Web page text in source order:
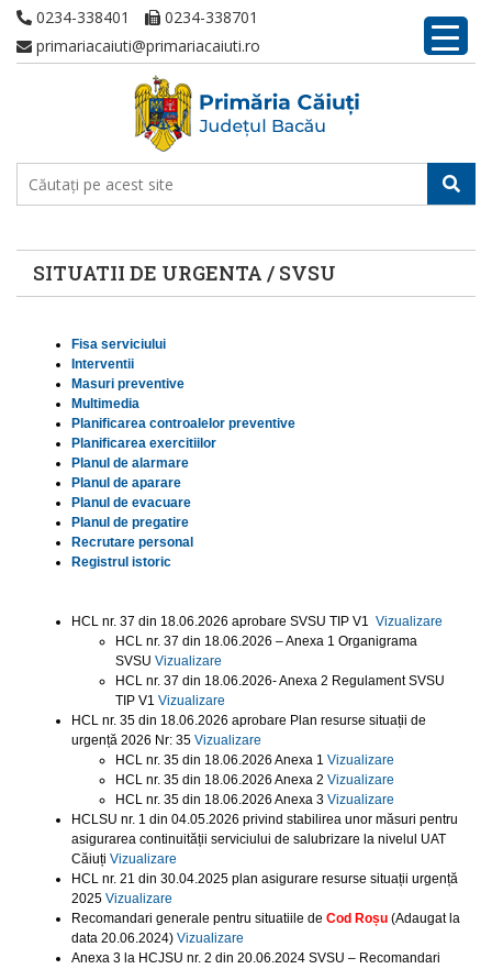
0234-338401
0234-338701
primariacaiuti@primariacaiuti.ro
SITUATII DE URGENTA / SVSU
Fisa serviciului
Interventii
Masuri preventive
Multimedia
Planificarea controalelor preventive
Planificarea exercitiilor
Planul de alarmare
Planul de aparare
Planul de evacuare
Planul de pregatire
Recrutare personal
Registrul istoric
HCL nr. 37 din 18.06.2026 aprobare SVSU TIP V1 Vizualizare
HCL nr. 37 din 18.06.2026 – Anexa 1 Organigrama
SVSU Vizualizare
HCL nr. 37 din 18.06.2026- Anexa 2 Regulament SVSU
TIP V1 Vizualizare
HCL nr. 35 din 18.06.2026 aprobare Plan resurse situații de
urgență 2026 Nr: 35 Vizualizare
HCL nr. 35 din 18.06.2026 Anexa 1 Vizualizare
HCL nr. 35 din 18.06.2026 Anexa 2 Vizualizare
HCL nr. 35 din 18.06.2026 Anexa 3 Vizualizare
HCLSU nr. 1 din 04.05.2026 privind stabilirea unor măsuri pentru
asigurarea continuității serviciului de salubrizare la nivelul UAT
Căiuți Vizualizare
HCL nr. 21 din 30.04.2025 plan asigurare resurse situații urgență
2025 Vizualizare
Recomandari generale pentru situatiile de Cod Roșu (Adaugat la
data 20.06.2024) Vizualizare
Anexa 3 la HCJSU nr. 2 din 20.06.2024 SVSU – Recomandari